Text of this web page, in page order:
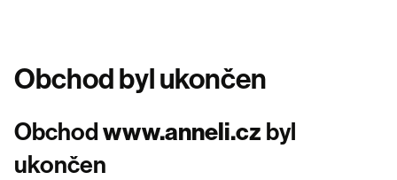
Obchod byl ukončen
Obchodwww.anneli.cz byl
ukončen